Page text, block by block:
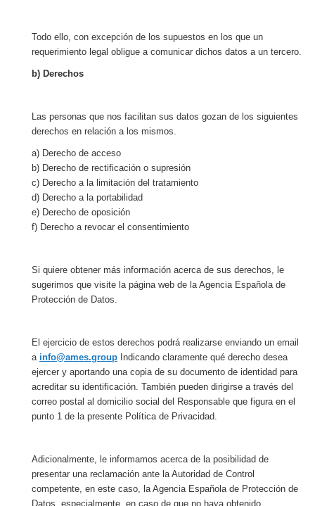
Todo ello, con excepción de los supuestos en los que un
requerimiento legal obligue a comunicar dichos datos a un tercero.
b) Derechos
Las personas que nos facilitan sus datos gozan de los siguientes
derechos en relación a los mismos.
a) Derecho de acceso
b) Derecho de rectificación o supresión
c) Derecho a la limitación del tratamiento
d) Derecho a la portabilidad
e) Derecho de oposición
f) Derecho a revocar el consentimiento
Si quiere obtener más información acerca de sus derechos, le
sugerimos que visite la página web de la Agencia Española de
Protección de Datos.
El ejercicio de estos derechos podrá realizarse enviando un email
a info@ames.group Indicando claramente qué derecho desea
ejercer y aportando una copia de su documento de identidad para
acreditar su identificación. También pueden dirigirse a través del
correo postal al domicilio social del Responsable que figura en el
punto 1 de la presente Política de Privacidad.
Adicionalmente, le informamos acerca de la posibilidad de
presentar una reclamación ante la Autoridad de Control
competente, en este caso, la Agencia Española de Protección de
Datos, especialmente, en caso de que no haya obtenido